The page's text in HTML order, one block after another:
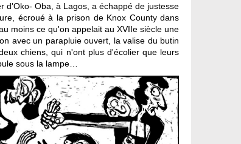
d'Oko- Oba, à Lagos, a échappé de justesse
écroué à la prison de Knox County dans
moins ce qu'on appelait au XVIIe siècle une
avec un parapluie ouvert, la valise du butin
chiens, qui n'ont plus d'écolier que leurs
sous la lampe…